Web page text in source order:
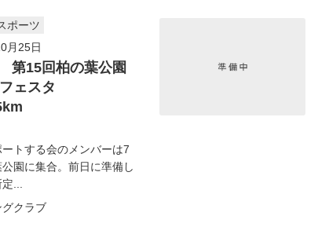
ポーツ
月25日
第15回柏の葉公園
ェスタ
トする会のメンバーは7
園に集合。前日に準備し
...
クラブ